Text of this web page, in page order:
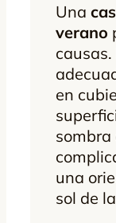
Una
verano
en
sombra
una
sol de